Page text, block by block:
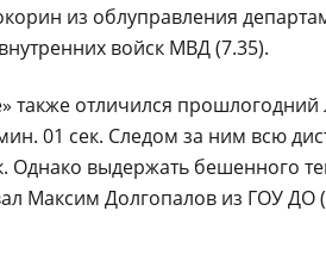
из облуправления
войск МВД (7.35).
также отличился
01 сек. Следом за ним всю
Однако выдержать бешенного
Максим Долгопалов из ГОУ ДО